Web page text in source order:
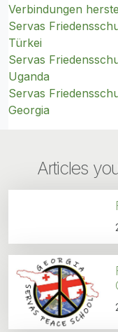
Verbindungen
Servas
Türkei
Servas
Uganda
Servas
Georgia
Articles